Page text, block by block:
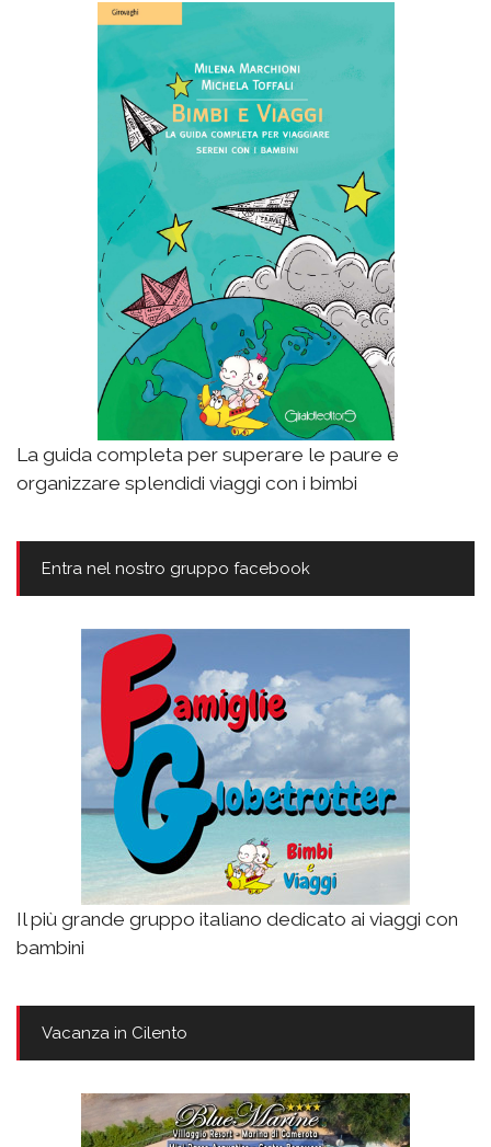
La guida completa per superare le paure e
organizzare splendidi viaggi con i bimbi
Entra nel nostro gruppo facebook
Il più grande gruppo italiano dedicato ai viaggi con
bambini
Vacanza in Cilento